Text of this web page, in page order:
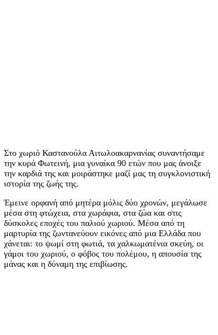
Στο χωριό Καστανούλα Αιτωλοακαρνανίας συναντήσαμε
την κυρά Φωτεινή, μια γυναίκα 90 ετών που μας άνοιξε
την καρδιά της και μοιράστηκε μαζί μας τη συγκλονιστική
ιστορία της ζωής της.
Έμεινε ορφανή από μητέρα μόλις δύο χρονών, μεγάλωσε
μέσα στη φτώχεια, στα χωράφια, στα ζώα και στις
δύσκολες εποχές του παλιού χωριού. Μέσα από τη
μαρτυρία της ζωντανεύουν εικόνες από μια Ελλάδα που
χάνεται: το ψωμί στη φωτιά, τα χαλκωματένια σκεύη, οι
γάμοι του χωριού, ο φόβος του πολέμου, η απουσία της
μάνας και η δύναμη της επιβίωσης.